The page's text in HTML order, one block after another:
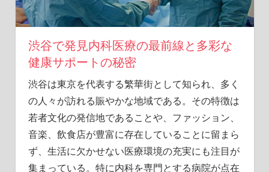
れ
た
渋谷で発見内科医療の最前線と多彩な
健康サポートの秘密
渋谷は東京を代表する繁華街として知られ、多く
の人々が訪れる賑やかな地域である。 その特徴は
若者文化の発信地であることや、ファッション、
音楽、飲食店が豊富に存在していることに留まら
ず、生活に欠かせない医療環境の充実にも注目が
集まっている。特に内科を専門とする病院が点在